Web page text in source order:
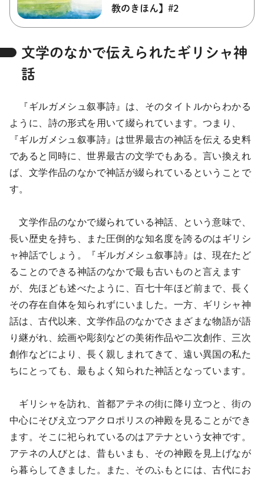
教のきほん】#2
文学のなかで伝えられたギリシャ神
話
『ギルガメシュ叙事詩』は、そのタイトルからわかる
ように、詩の形式を用いて綴られています。つまり、
『ギルガメシュ叙事詩』は世界最古の神話を伝える史料
であると同時に、世界最古の文学でもある。言い換えれ
ば、文学作品のなかで神話が綴られているということで
す。
文学作品のなかで綴られている神話、という意味で、
長い歴史を持ち、また圧倒的な知名度を誇るのはギリシ
ャ神話でしょう。『ギルガメシュ叙事詩』は、現在たど
ることのできる神話のなかで最も古いものと言えます
が、先ほども述べたように、百七十年ほど前まで、長く
その存在自体を知られずにいました。一方、ギリシャ神
話は、古代以来、文学作品のなかでさまざまな物語が語
り継がれ、絵画や彫刻などの美術作品や二次創作、三次
創作などにより、長く親しまれてきて、遠い異国の私た
ちにとっても、最もよく知られた神話となっています。
ギリシャを訪れ、首都アテネの街に降り立つと、街の
中心にそびえ立つアクロポリスの神殿を見ることができ
ます。そこに祀られているのはアテナという女神です。
アテネの人びとは、昔もいまも、その神殿を見上げなが
ら暮らしてきました。また、そのふもとには、古代にお